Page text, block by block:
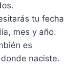
tu fecha
mes y año.
es
naciste.